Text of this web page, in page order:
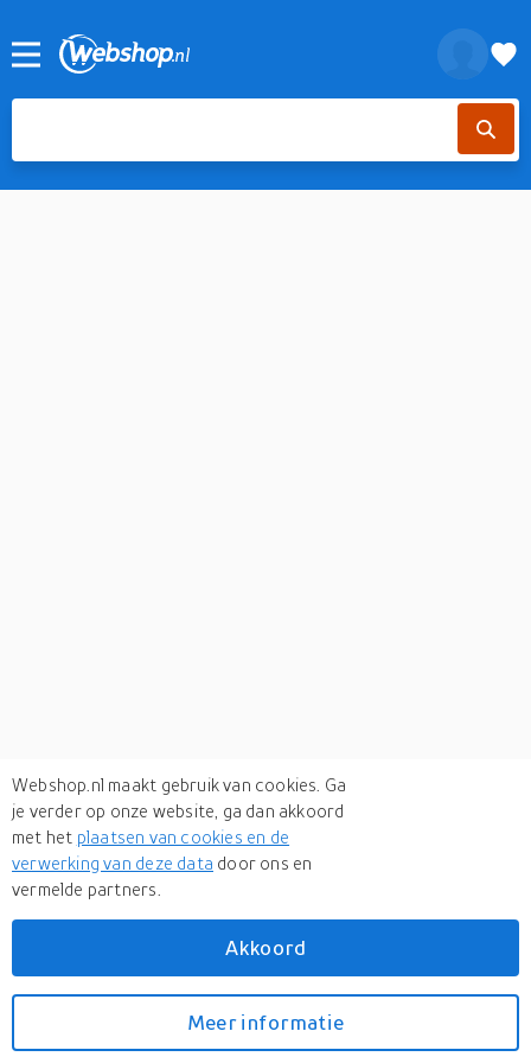
gerelateerde categorieën
Sport & outdoor
Webshop.nl maakt gebruik van cookies. Ga
je verder op onze website, ga dan akkoord
met het plaatsen van cookies en de
verwerking van deze data door ons en
vermelde partners.
Akkoord
Meer informatie